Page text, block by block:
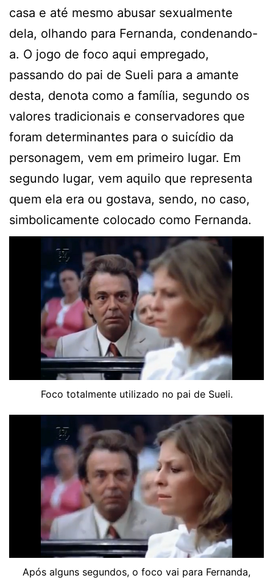
casa e até mesmo abusar sexualmente
dela, olhando para Fernanda, condenando-
a. O jogo de foco aqui empregado,
passando do pai de Sueli para a amante
desta, denota como a família, segundo os
valores tradicionais e conservadores que
foram determinantes para o suicídio da
personagem, vem em primeiro lugar. Em
segundo lugar, vem aquilo que representa
quem ela era ou gostava, sendo, no caso,
simbolicamente colocado como Fernanda.
Foco totalmente utilizado no pai de Sueli.
Após alguns segundos, o foco vai para Fernanda,